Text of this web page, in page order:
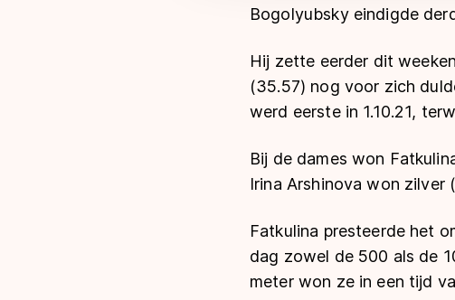
Bogolyubsky eindigde
Hij zette eerder dit
(35.57) nog voor zich
werd eerste in 1.10.21,
Bij de dames won
Irina Arshinovawon zilver
Fatkulina presteerde het
dag zowel de 500 als de
meter won ze in een tijd